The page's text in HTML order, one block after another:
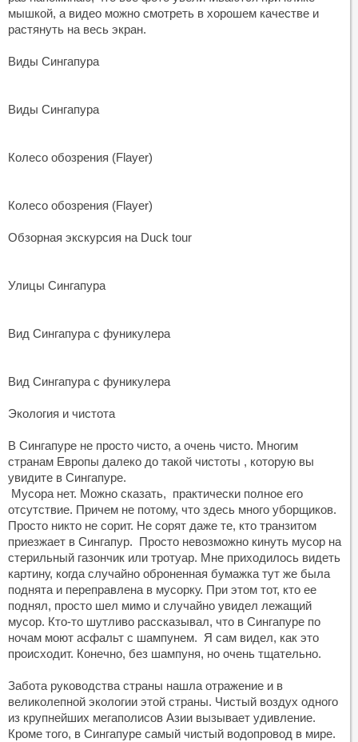
мышкой, а видео можно смотреть в хорошем качестве и
растянуть на весь экран.
Виды Сингапура
Виды Сингапура
Колесо обозрения (Flayer)
Колесо обозрения (Flayer)
Обзорная экскурсия на Duck tour
Улицы Сингапура
Вид Сингапура с фуникулера
Вид Сингапура с фуникулера
Экология и чистота
В Сингапуре не просто чисто, а очень чисто. Многим
странам Европы далеко до такой чистоты , которую вы
увидите в Сингапуре.
Мусора нет. Можно сказать, практически полное его
отсутствие. Причем не потому, что здесь много уборщиков.
Просто никто не сорит. Не сорят даже те, кто транзитом
приезжает в Сингапур. Просто невозможно кинуть мусор на
стерильный газончик или тротуар. Мне приходилось видеть
картину, когда случайно оброненная бумажка тут же была
поднята и переправлена в мусорку. При этом тот, кто ее
поднял, просто шел мимо и случайно увидел лежащий
мусор. Кто-то шутливо рассказывал, что в Сингапуре по
ночам моют асфальт с шампунем. Я сам видел, как это
происходит. Конечно, без шампуня, но очень тщательно.
Забота руководства страны нашла отражение и в
великолепной экологии этой страны. Чистый воздух одного
из крупнейших мегаполисов Азии вызывает удивление.
Кроме того, в Сингапуре самый чистый водопровод в мире.